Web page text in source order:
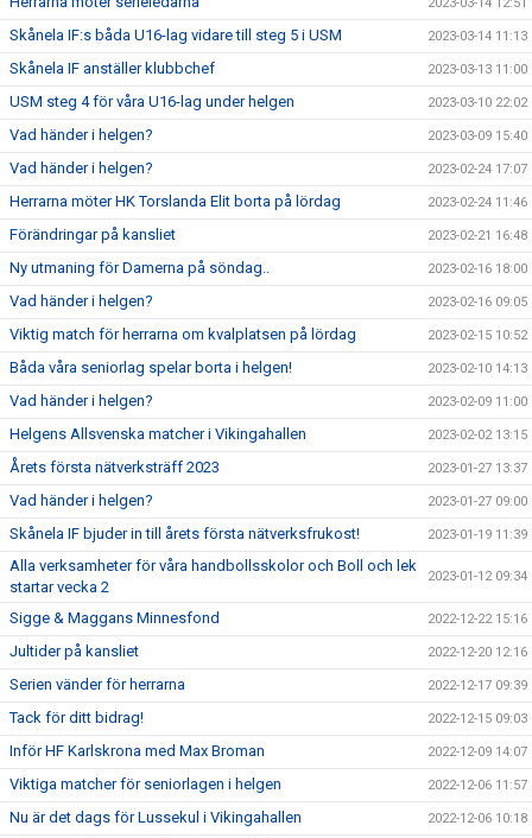
Skånela IF:s båda U16-lag vidare till steg 5 i USM 2023-03-14 11:13
Skånela IF anställer klubbchef 2023-03-13 11:00
USM steg 4 för våra U16-lag under helgen 2023-03-10 22:02
Vad händer i helgen? 2023-03-09 15:40
Vad händer i helgen? 2023-02-24 17:07
Herrarna möter HK Torslanda Elit borta på lördag 2023-02-24 11:46
Förändringar på kansliet 2023-02-21 16:48
Ny utmaning för Damerna på söndag.. 2023-02-16 18:00
Vad händer i helgen? 2023-02-16 09:05
Viktig match för herrarna om kvalplatsen på lördag 2023-02-15 10:52
Båda våra seniorlag spelar borta i helgen! 2023-02-10 14:13
Vad händer i helgen? 2023-02-09 11:00
Helgens Allsvenska matcher i Vikingahallen 2023-02-02 13:15
Årets första nätverksträff 2023 2023-01-27 13:37
Vad händer i helgen? 2023-01-27 09:00
Skånela IF bjuder in till årets första nätverksfrukost! 2023-01-19 11:39
Alla verksamheter för våra handbollsskolor och Boll och lek
startar vecka 2
2023-01-12 09:34
Sigge & Maggans Minnesfond 2022-12-22 15:16
Jultider på kansliet 2022-12-20 12:16
Serien vänder för herrarna 2022-12-17 09:39
Tack för ditt bidrag! 2022-12-15 09:03
Inför HF Karlskrona med Max Broman 2022-12-09 14:07
Viktiga matcher för seniorlagen i helgen 2022-12-06 11:57
Nu är det dags för Lussekul i Vikingahallen 2022-12-06 10:18